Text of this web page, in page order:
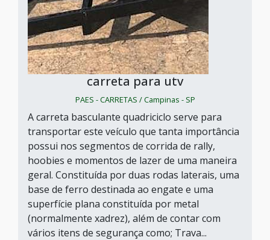
carreta para utv
PAES - CARRETAS / Campinas - SP
A carreta basculante quadriciclo serve para
transportar este veículo que tanta importância
possui nos segmentos de corrida de rally,
hoobies e momentos de lazer de uma maneira
geral. Constituída por duas rodas laterais, uma
base de ferro destinada ao engate e uma
superfície plana constituída por metal
(normalmente xadrez), além de contar com
vários itens de segurança como; Trava...